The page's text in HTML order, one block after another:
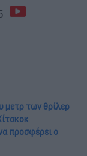
μετρ των θρίλερ
προσφέρει ο